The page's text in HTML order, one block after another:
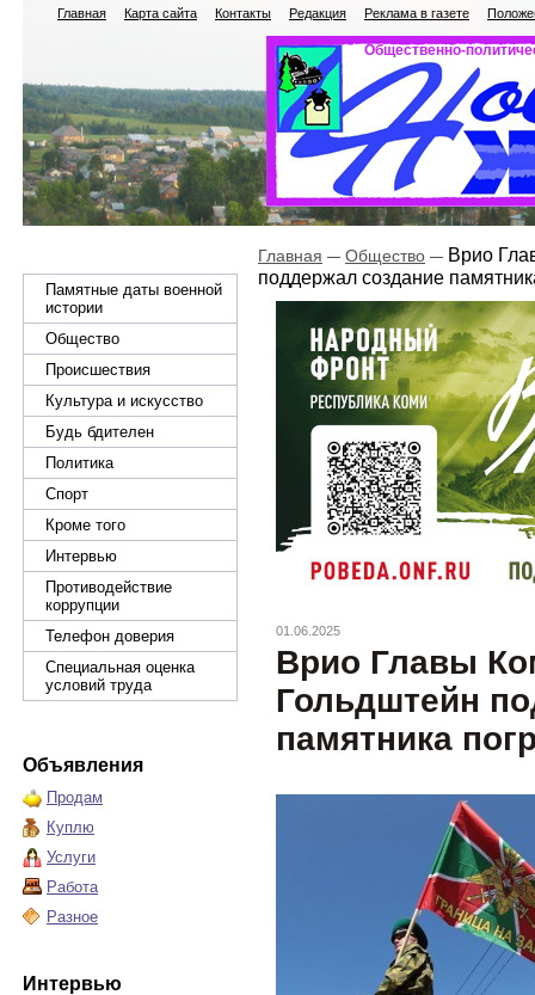
Главная Карта сайта Контакты Редакция Реклама в газете
Общественно-
Памятные даты военной
истории
Общество
Происшествия
Культура и искусство
Будь бдителен
Политика
Спорт
Кроме того
Интервью
Противодействие
коррупции
Телефон доверия
Специальная оценка
условий труда
Объявления
Продам
Куплю
Услуги
Работа
Разное
Интервью
Главная Общество
Врио
поддержал создание
01.06.2025
Врио Главы
Гольдштейн
памятника